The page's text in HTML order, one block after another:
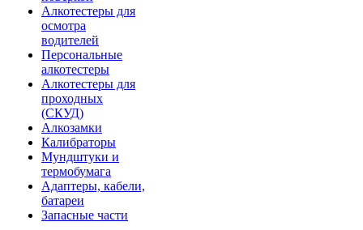
Алкотестеры для
осмотра
водителей
Персональные
алкотестеры
Алкотестеры для
проходных
(СКУД)
Алкозамки
Калибраторы
Мундштуки и
термобумага
Адаптеры, кабели,
батареи
Запасные части